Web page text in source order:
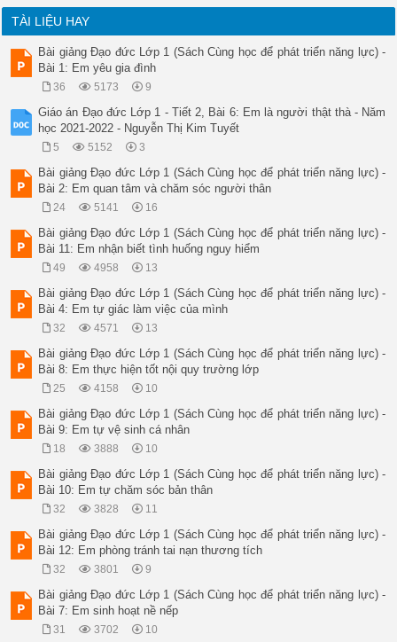
TÀI LIỆU HAY
Bài giảng Đạo đức Lớp 1 (Sách Cùng học để phát triển năng lực) -
Bài 1: Em yêu gia đình
36 5173 9
Giáo án Đạo đức Lớp 1 - Tiết 2, Bài 6: Em là người thật thà - Năm
học 2021-2022 - Nguyễn Thị Kim Tuyết
5 5152 3
Bài giảng Đạo đức Lớp 1 (Sách Cùng học để phát triển năng lực) -
Bài 2: Em quan tâm và chăm sóc người thân
24 5141 16
Bài giảng Đạo đức Lớp 1 (Sách Cùng học để phát triển năng lực) -
Bài 11: Em nhận biết tình huống nguy hiểm
49 4958 13
Bài giảng Đạo đức Lớp 1 (Sách Cùng học để phát triển năng lực) -
Bài 4: Em tự giác làm việc của mình
32 4571 13
Bài giảng Đạo đức Lớp 1 (Sách Cùng học để phát triển năng lực) -
Bài 8: Em thực hiện tốt nội quy trường lớp
25 4158 10
Bài giảng Đạo đức Lớp 1 (Sách Cùng học để phát triển năng lực) -
Bài 9: Em tự vệ sinh cá nhân
18 3888 10
Bài giảng Đạo đức Lớp 1 (Sách Cùng học để phát triển năng lực) -
Bài 10: Em tự chăm sóc bản thân
32 3828 11
Bài giảng Đạo đức Lớp 1 (Sách Cùng học để phát triển năng lực) -
Bài 12: Em phòng tránh tai nạn thương tích
32 3801 9
Bài giảng Đạo đức Lớp 1 (Sách Cùng học để phát triển năng lực) -
Bài 7: Em sinh hoạt nề nếp
31 3702 10